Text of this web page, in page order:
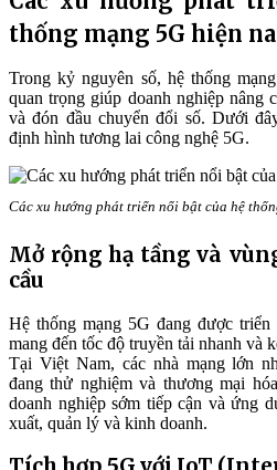
thống mạng 5G hiện
Trong kỷ nguyên số, hệ thống
quan trọng giúp doanh nghiệp nâng
và đón đầu chuyển đổi số. Dưới
định hình tương lai công nghệ 5G.
Các xu hướng phát triển nổi bật của hệ
Mở rộng hạ tầng và
cầu
Hệ thống mạng 5G đang được triển
mang đến tốc độ truyền tải nhanh và
Tại Việt Nam, các nhà mạng lớn
đang thử nghiệm và thương mại
doanh nghiệp sớm tiếp cận và ứng
xuất, quản lý và kinh doanh.